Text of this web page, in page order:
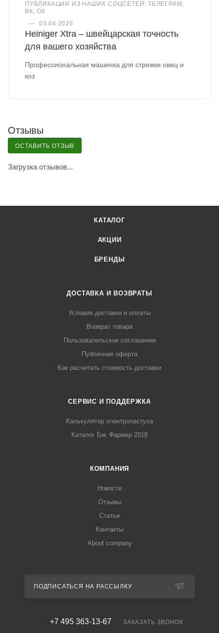
ПУБЛИКАЦИИ ИЗ НАШИХ СОЦСЕТЕЙ: ТЕЛЕГРАМ,
ВК, ОК
—
03.04.2025
Heiniger Xtra – швейцарская точность
для вашего хозяйства
Профессиональная машинка для стрижки овец и
коз
Отзывы
ОСТАВИТЬ ОТЗЫВ
Загрузка отзывов...
КАТАЛОГ
АКЦИИ
БРЕНДЫ
ДОСТАВКА И ВОЗВРАТЫ
Условия доставки и оплаты
Возврат товара
Пользовательское соглашение
Публичная оферта
Как расчитать стоимость доставки
СЕРВИС И ПОДДЕРЖКА
Калькулятор электропастуха
Каталог Биг Фармер 2018
КОМПАНИЯ
Новости
Отзывы
Статьи
Контакты
About company
ПОДПИСАТЬСЯ НА РАССЫЛКУ
+7 495 363-13-67 ЗАКАЗАТЬ ЗВОНОК